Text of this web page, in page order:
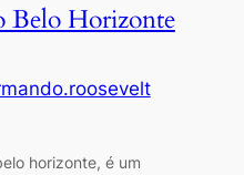
Belo Horizonte
horizonte, é um